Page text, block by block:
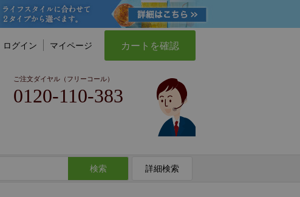
ログイン マイページ カートを確認
ご注文ダイヤル（フリーコール）
0120-110-383
検索 詳細検索